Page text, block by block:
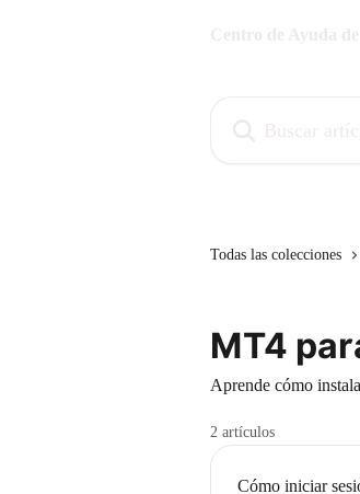
Todas las colecciones
MT4
Aprende cómo
2 artículos
Cómo iniciar